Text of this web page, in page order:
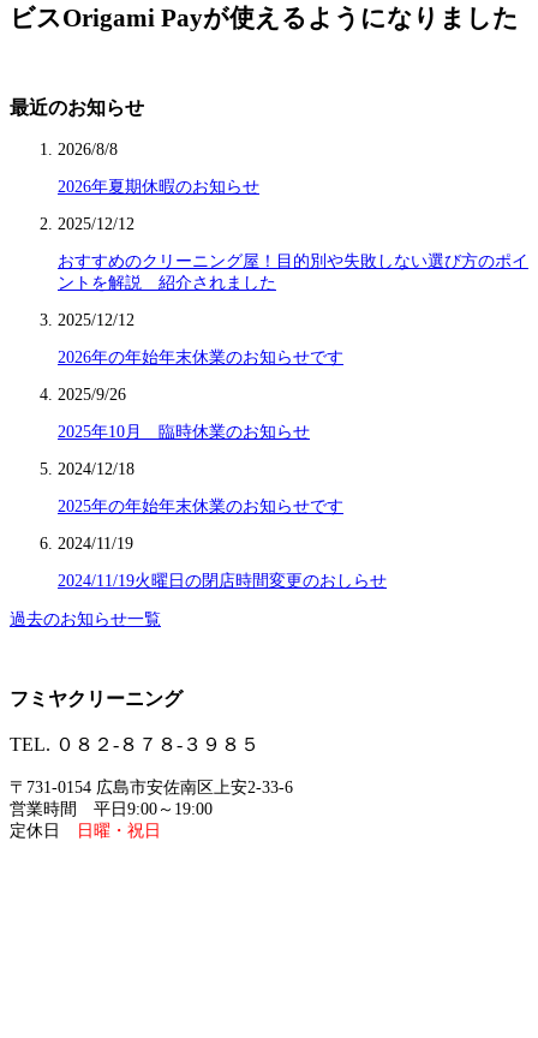
ビスOrigami Payが使えるようになりました
最近のお知らせ
2026/8/8
2026年夏期休暇のお知らせ
2025/12/12
おすすめのクリーニング屋！目的別や失敗しない選び方のポイ
ントを解説 紹介されました
2025/12/12
2026年の年始年末休業のお知らせです
2025/9/26
2025年10月 臨時休業のお知らせ
2024/12/18
2025年の年始年末休業のお知らせです
2024/11/19
2024/11/19火曜日の閉店時間変更のおしらせ
過去のお知らせ一覧
フミヤクリーニング
TEL. ０８２-８７８-３９８５
〒731-0154 広島市安佐南区上安2-33-6
営業時間 平日9:00～19:00
定休日
日曜・祝日